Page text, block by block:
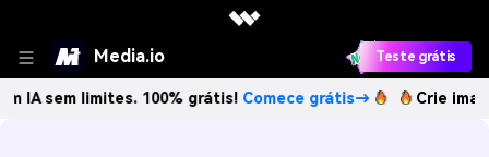
Media.io Teste grátis
limites. 100% grátis!Comece grátis→ Crie imagens com